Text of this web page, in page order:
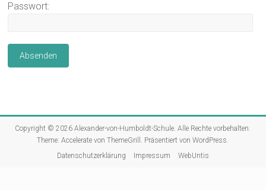
Passwort:
Copyright © 2026Alexander-von-Humboldt-Schule . Alle Rechte vorbehalten.
Theme:Accelerate von ThemeGrill. Präsentiert vonWordPress
Datenschutzerklärung
Impressum WebUntis